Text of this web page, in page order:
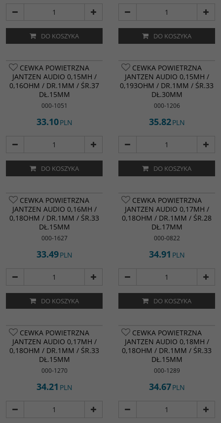
DO KOSZYKA DO KOSZYKA
CEWKA POWIETRZNA
JANTZEN AUDIO 0,15MH /
0,16OHM / DR.1MM / ŚR.37
DŁ.15MM
000-1051
33.10PLN
DO KOSZYKA
CEWKA POWIETRZNA
JANTZEN AUDIO 0,15MH /
0,193OHM / DR.1MM / ŚR.33
DŁ.30MM
000-1206
35.82PLN
DO KOSZYKA
CEWKA POWIETRZNA
JANTZEN AUDIO 0,16MH /
0,18OHM / DR.1MM / ŚR.33
DŁ.15MM
000-1627
33.49PLN
DO KOSZYKA
CEWKA POWIETRZNA
JANTZEN AUDIO 0,17MH /
0,18OHM / DR.1MM / ŚR.28
DŁ.17MM
000-0822
34.91 PLN
DO KOSZYKA
CEWKA POWIETRZNA
JANTZEN AUDIO 0,17MH /
0,18OHM / DR.1MM / ŚR.33
DŁ.15MM
000-1270
34.21 PLN
CEWKA POWIETRZNA
JANTZEN AUDIO 0,18MH /
0,18OHM / DR.1MM / ŚR.33
DŁ.15MM
000-1289
34.67PLN